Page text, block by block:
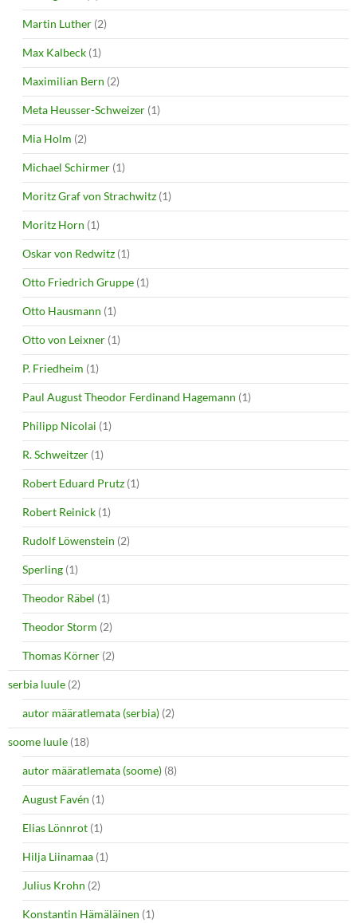
Martin Luther (2)
Max Kalbeck (1)
Maximilian Bern (2)
Meta Heusser-Schweizer (1)
Mia Holm (2)
Michael Schirmer (1)
Moritz Graf von Strachwitz (1)
Moritz Horn (1)
Oskar von Redwitz (1)
Otto Friedrich Gruppe (1)
Otto Hausmann (1)
Otto von Leixner (1)
P. Friedheim (1)
Paul August Theodor Ferdinand Hagemann (1)
Philipp Nicolai (1)
R. Schweitzer (1)
Robert Eduard Prutz (1)
Robert Reinick (1)
Rudolf Löwenstein (2)
Sperling (1)
Theodor Räbel (1)
Theodor Storm (2)
Thomas Körner (2)
serbia luule (2)
autor määratlemata (serbia) (2)
soome luule (18)
autor määratlemata (soome) (8)
August Favén (1)
Elias Lönnrot (1)
Hilja Liinamaa (1)
Julius Krohn (2)
Konstantin Hämäläinen (1)